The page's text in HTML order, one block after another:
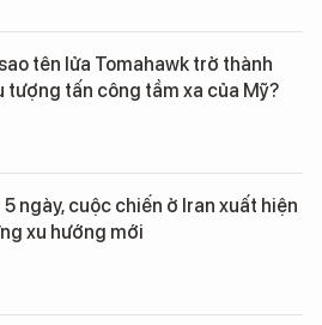
tên lửa Tomahawk trở thành
tượng tấn công tầm xa của Mỹ?
5 ngày, cuộc chiến ở Iran xuất hiện
xu hướng mới